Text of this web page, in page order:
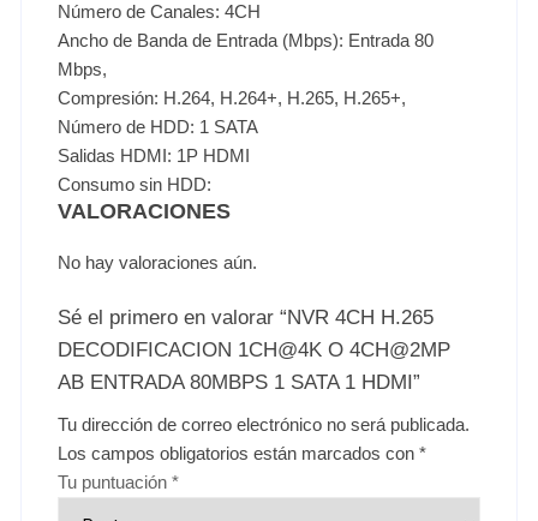
Número de Canales: 4CH
Ancho de Banda de Entrada (Mbps): Entrada 80
Mbps,
Compresión: H.264, H.264+, H.265, H.265+,
Número de HDD: 1 SATA
Salidas HDMI: 1P HDMI
Consumo sin HDD:
VALORACIONES
No hay valoraciones aún.
Sé el primero en valorar “NVR 4CH H.265
DECODIFICACION 1CH@4K O 4CH@2MP
AB ENTRADA 80MBPS 1 SATA 1 HDMI”
Tu dirección de correo electrónico no será publicada.
Los campos obligatorios están marcados con*
Tu puntuación*